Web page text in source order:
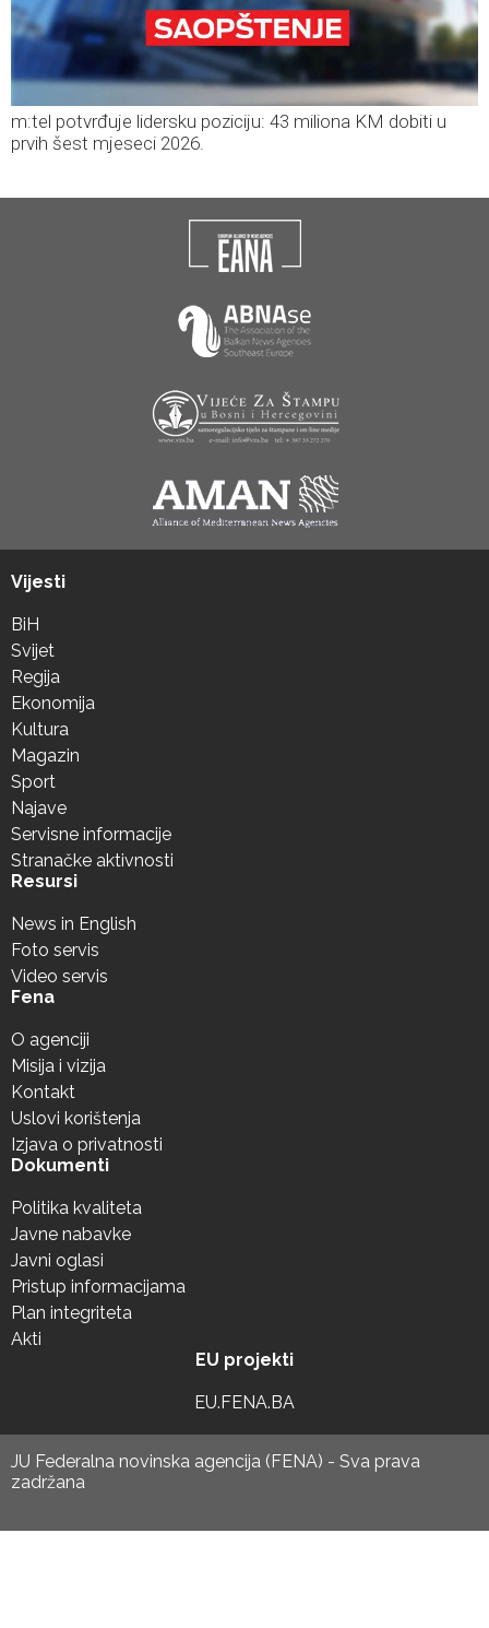
m:tel potvrđuje lidersku poziciju: 43 miliona KM dobiti u
prvih šest mjeseci 2026.
Vijesti
BiH
Svijet
Regija
Ekonomija
Kultura
Magazin
Sport
Najave
Servisne informacije
Stranačke aktivnosti
Resursi
News in English
Foto servis
Video servis
Fena
O agenciji
Misija i vizija
Kontakt
Uslovi korištenja
Izjava o privatnosti
Dokumenti
Politika kvaliteta
Javne nabavke
Javni oglasi
Pristup informacijama
Plan integriteta
Akti
EU projekti
EU.FENA.BA
JU Federalna novinska agencija (FENA) - Sva prava
zadržana